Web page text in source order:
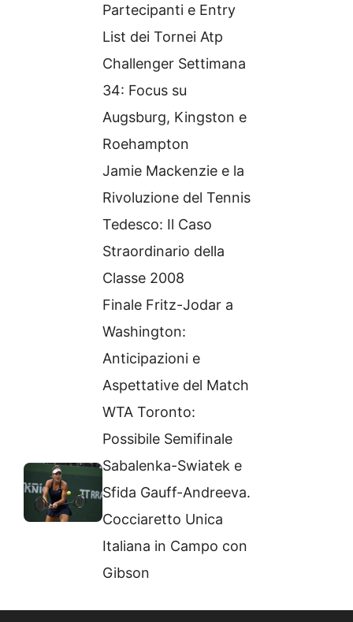
Partecipanti e Entry
List dei Tornei Atp
Challenger Settimana
34: Focus su
Augsburg, Kingston e
Roehampton
Jamie Mackenzie e la
Rivoluzione del Tennis
Tedesco: Il Caso
Straordinario della
Classe 2008
Finale Fritz-Jodar a
Washington:
Anticipazioni e
Aspettative del Match
WTA Toronto:
Possibile Semifinale
Sabalenka-Swiatek e
Sfida Gauff-Andreeva.
Cocciaretto Unica
Italiana in Campo con
Gibson